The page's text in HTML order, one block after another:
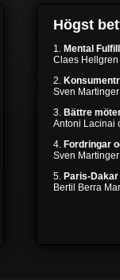
Högst
1. Mental
Claes Hellgren
2.
Sven Martinger
3. Bättre
Antoni Lacinai
4. Fordringar
Sven Martinger
5. Paris-Dakar
Bertil Berra